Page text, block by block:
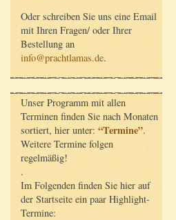
Oder schreiben Sie uns eine Email
mit Ihren Fragen/ oder Ihrer
Bestellung an
info@prachtlamas.de.
Unser Programm mit allen
Terminen finden Sie nach Monaten
sortiert, hier unter: “Termine”.
Weitere Termine folgen
regelmäßig!
.
Im Folgenden finden Sie hier auf
der Startseite ein paar Highlight-
Termine: